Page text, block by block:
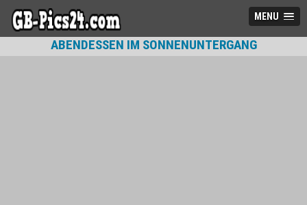
MENU
ABENDESSEN IM SONNENUNTERGANG